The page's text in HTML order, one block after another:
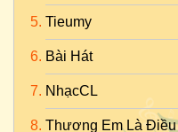
Tieumy
Bài Hát
NhạcCL
Thương Em Là